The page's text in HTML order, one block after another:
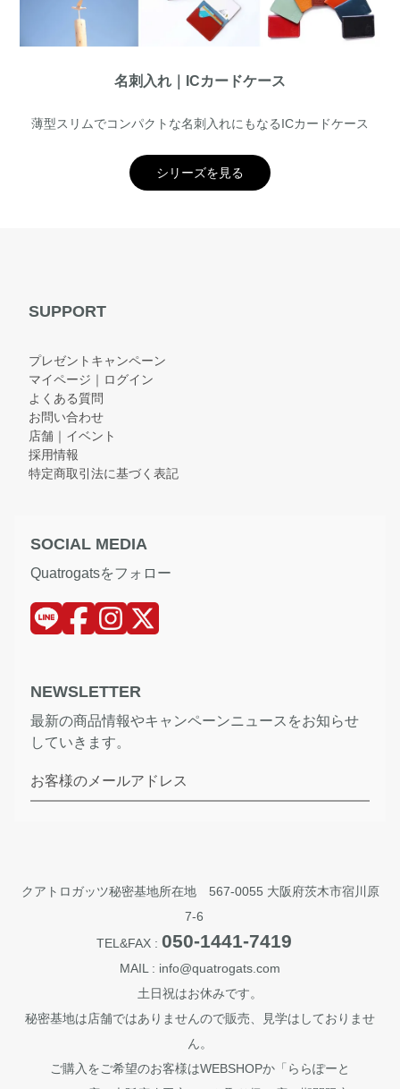
名刺入れ｜ICカードケース
薄型スリムでコンパクトな名刺入れにもなるICカードケース
シリーズを見る
SUPPORT
プレゼントキャンペーン
マイページ｜ログイン
よくある質問
お問い合わせ
店舗｜イベント
採用情報
特定商取引法に基づく表記
SOCIAL MEDIA
Quatrogatsをフォロー
NEWSLETTER
最新の商品情報やキャンペーンニュースをお知らせ
していきます。
お客様のメールアドレス
クアトロガッツ秘密基地所在地 567-0055 大阪府茨木市宿川原
7-6
TEL&FAX : 050-1441-7419
MAIL : info@quatrogats.com
土日祝はお休みです。
秘密基地は店舗ではありませんので販売、見学はしておりませ
ん。
ご購入をご希望のお客様はWEBSHOPか「ららぽーと